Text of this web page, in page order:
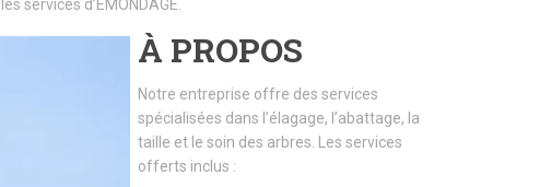
services d’EMONDAGE.
À PROPOS
Notre entreprise offre des services
spécialisées dans l’élagage, l’abattage, la
taille et le soin des arbres. Les services
offerts inclus :